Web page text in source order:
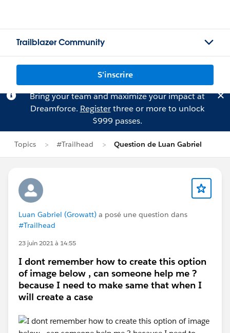
Trailblazer Community
S'inscrire
Bring your team and maximize your impact at
Dreamforce. Registerthree or more to unlock
$999 passes.
Topics #Trailhead Question de Luan Gabriel
Luan Gabriel (Growatt) a posé une question dans
#Trailhead
23 juin 2021 à 14:55
I dont remember how to create this option
of image below , can someone help me ?
because I need to make same that when I
will create a case